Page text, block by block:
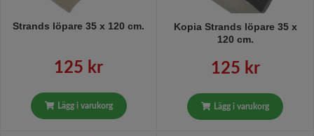
Strands löpare 35 x 120 cm.
125 kr
Lägg i varukorg
Kopia Strands löpare 35 x
120 cm.
125 kr
Lägg i varukorg